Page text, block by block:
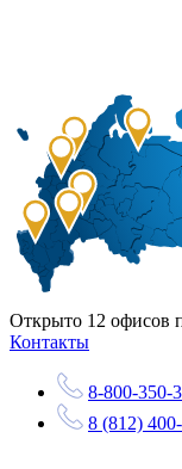
Открыто 12 офисов
Контакты
8-800-350-
8 (812)